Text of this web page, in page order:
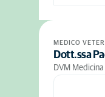
MEDICO
Dott.ssa
DVM